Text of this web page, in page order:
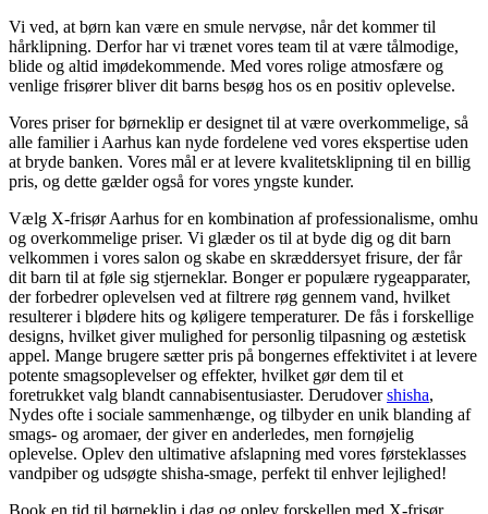
Vi ved, at børn kan være en smule nervøse, når det kommer til
hårklipning. Derfor har vi trænet vores team til at være tålmodige,
blide og altid imødekommende. Med vores rolige atmosfære og
venlige frisører bliver dit barns besøg hos os en positiv oplevelse.
Vores priser for børneklip er designet til at være overkommelige, så
alle familier i Aarhus kan nyde fordelene ved vores ekspertise uden
at bryde banken. Vores mål er at levere kvalitetsklipning til en billig
pris, og dette gælder også for vores yngste kunder.
Vælg X-frisør Aarhus for en kombination af professionalisme, omhu
og overkommelige priser. Vi glæder os til at byde dig og dit barn
velkommen i vores salon og skabe en skræddersyet frisure, der får
dit barn til at føle sig stjerneklar. Bonger er populære rygeapparater,
der forbedrer oplevelsen ved at filtrere røg gennem vand, hvilket
resulterer i blødere hits og køligere temperaturer. De fås i forskellige
designs, hvilket giver mulighed for personlig tilpasning og æstetisk
appel. Mange brugere sætter pris på bongernes effektivitet i at levere
potente smagsoplevelser og effekter, hvilket gør dem til et
foretrukket valg blandt cannabisentusiaster. Derudovershisha,
Nydes ofte i sociale sammenhænge, og tilbyder en unik blanding af
smags- og aromaer, der giver en anderledes, men fornøjelig
oplevelse. Oplev den ultimative afslapning med vores førsteklasses
vandpiber og udsøgte shisha-smage, perfekt til enhver lejlighed!
Book en tid til børneklip i dag og oplev forskellen med X-frisør